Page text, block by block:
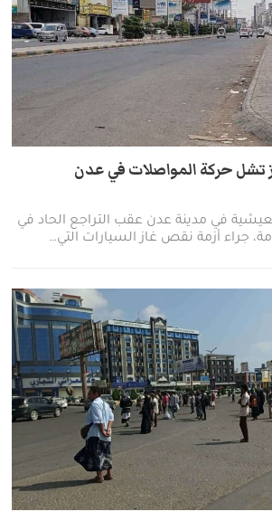
تشل حركة المواصلات في عدن
في مدينة عدن عقب التراجع الحاد في
جراء أزمة نقص غاز السيارات التي…